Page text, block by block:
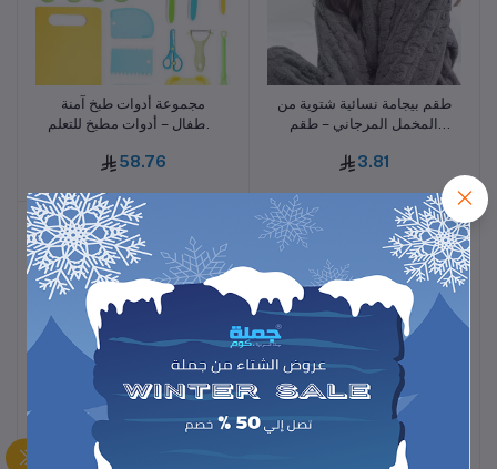
أضف للسلة
مجموعة أدوات طبخ آمنة
للأطفال – أدوات مطبخ للتعلم
من الأطراف الحادة لتحضير
58.76
أضف للسلة
طقم بيجامة نسائية شتوية من
المخمل المرجاني – طقم
برقبة دائرية وتصميم منفوش
3.81
أضف للسلة
مجموعة 3 لوحات قماشية –
مناظر بحرية بأسلوب الشمال
مع لمسات نباتية
أضف للسلة
مجموعة 3 ملاعق سيليكون
صغيرة برأسين – مقاومة
للحرارة، مرنة ومتينة، بأحجام
متعددة لتحضير المربى